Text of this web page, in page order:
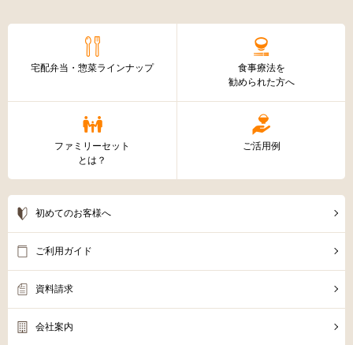
宅配弁当・惣菜ラインナップ
食事療法を
勧められた方へ
ファミリーセット
とは？
ご活用例
初めてのお客様へ
ご利用ガイド
資料請求
会社案内